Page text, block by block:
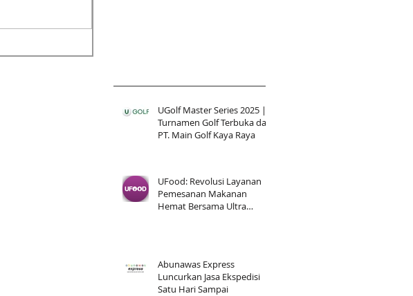
UGolf Master Series 2025 |
Turnamen Golf Terbuka dari
PT. Main Golf Kaya Raya
UFood: Revolusi Layanan
Pemesanan Makanan
Hemat Bersama Ultra
Abunawas Express
Luncurkan Jasa Ekspedisi
Satu Hari Sampai